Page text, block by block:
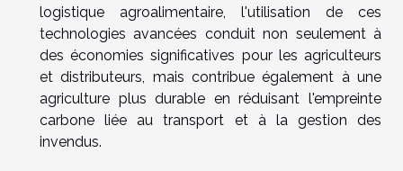
logistique agroalimentaire, l'utilisation de ces
technologies avancées conduit non seulement à
des économies significatives pour les agriculteurs
et distributeurs, mais contribue également à une
agriculture plus durable en réduisant l'empreinte
carbone liée au transport et à la gestion des
invendus.